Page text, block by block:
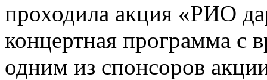
проходила акция «РИО
концертная программа с
одним из спонсоров